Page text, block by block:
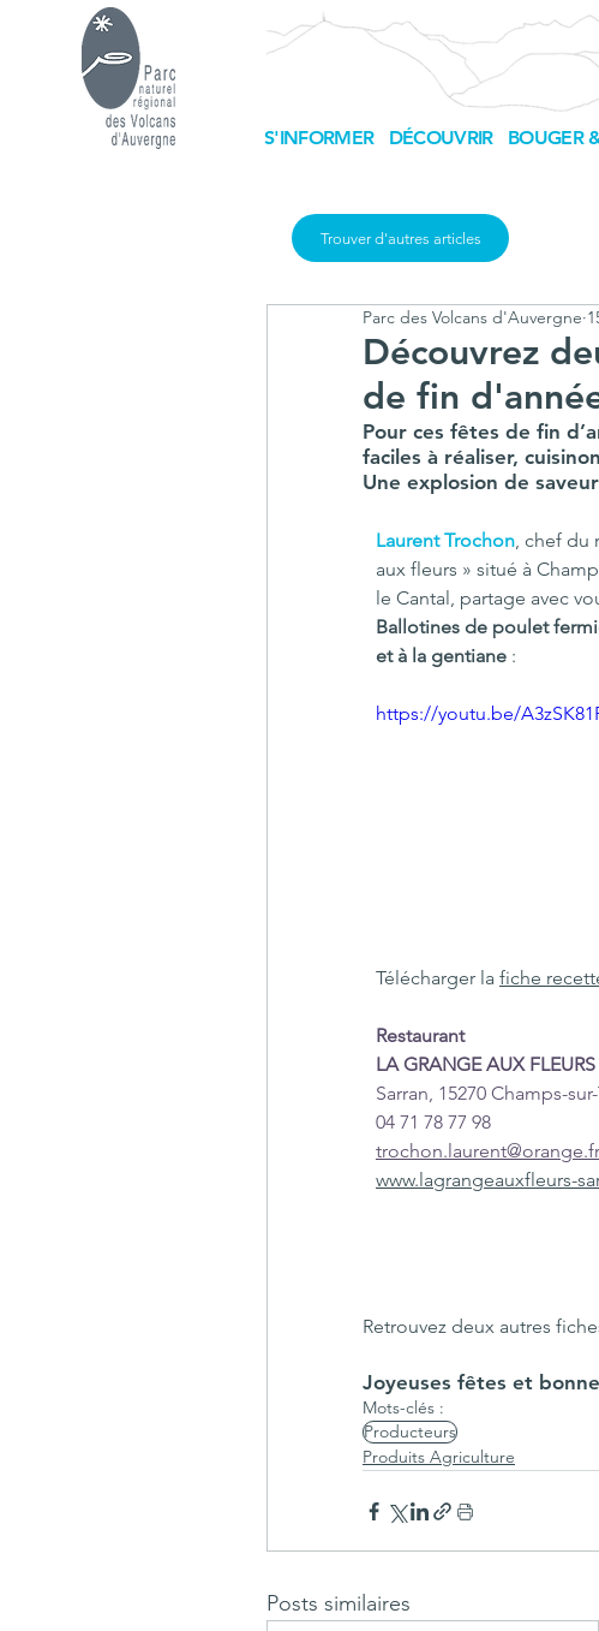
S'INFORMER DÉCOUVRIR BOUGER
Découvrez
de fin
Parc des Volcans d'Auvergne
Pour ces fêtes de fin
faciles à réaliser,
Une explosion de
Laurent Trochon, chef du
aux fleurs » situé à
le Cantal, partage avec
Ballotines de poulet
et à la gentiane :
https://youtu.be/
Télécharger la fiche
Restaurant
LA GRANGE AUX FLEURS
Sarran, 15270 Champs-
04 71 78 77 98
trochon.laurent@orange.fr
www.lagrangeauxfleurs-
Retrouvez deux autres
Joyeuses fêtes et
Mots-clés :
Producteurs
Produits Agriculture
Posts similaires
Trouver d'autres articles